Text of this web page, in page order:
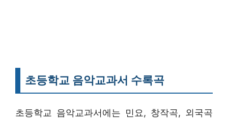
초등학교 음악교과서 수록곡
초등학교 음악교과서에는 민요, 창작곡, 외국곡